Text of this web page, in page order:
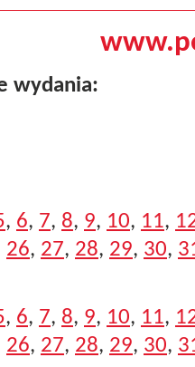
wydania:
, 6, 7, 8, 9, 10, 11,
26, 27, 28, 29, 30,
, 6, 7, 8, 9, 10, 11,
26, 27, 28, 29, 30,